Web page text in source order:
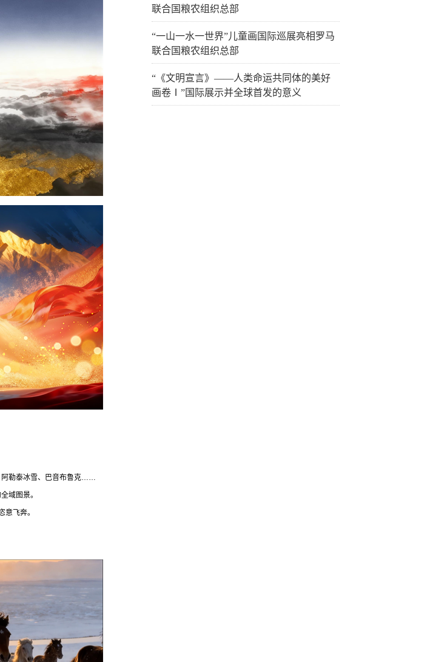
阿勒泰冰雪、巴音布鲁克……
域图景。
飞奔。
联合国粮农组织总部
“一山一水一世界”儿童画国际巡展亮相罗马
联合国粮农组织总部
“《文明宣言》——人类命运共同体的美好
画卷Ⅰ”国际展示并全球首发的意义